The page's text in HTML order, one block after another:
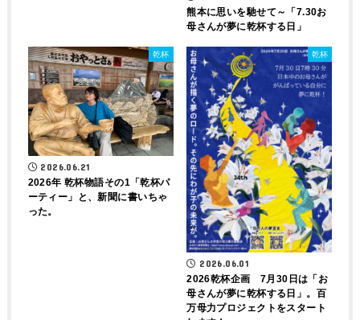
熊本に思いを馳せて～「7.30お
母さんが夢に乾杯する日」
乾杯
2026.06.21
2026年 乾杯物語その1「乾杯パ
ーティー」と、新聞に書いちゃ
った。
乾杯
2026.06.01
2026乾杯企画 7月30日は「お
母さんが夢に乾杯する日」。百
万母力プロジェクトをスタート